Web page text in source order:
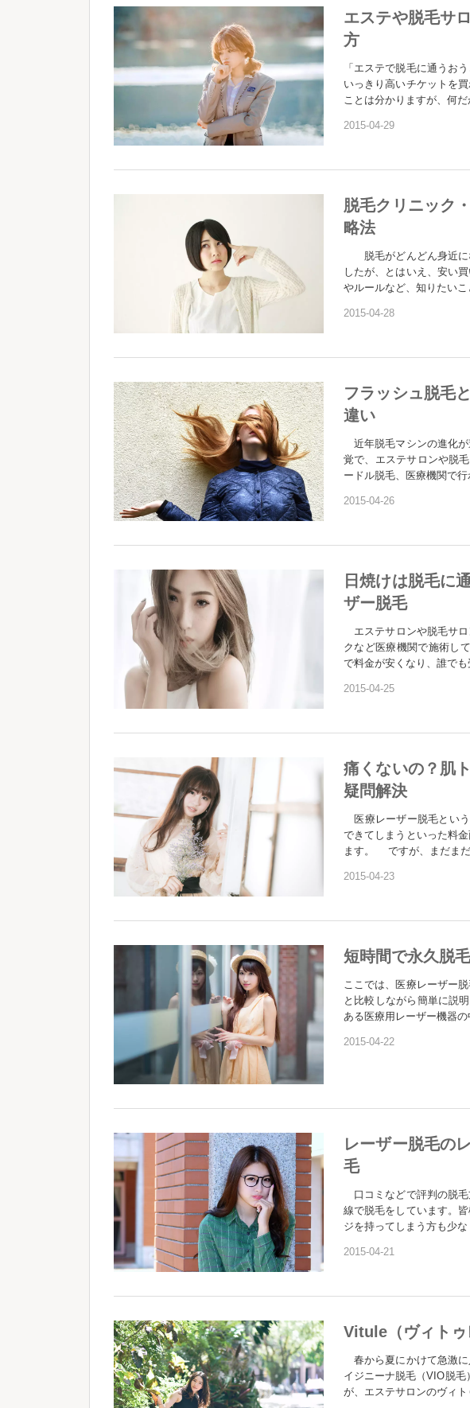
エステや脱毛サ
方
「エステで脱毛に通うお
いっきり高いチケットを
ことは分かりますが、何
2015-04-29
脱毛クリニック
略法
脱毛がどんどん身近に
したが、とはいえ、安い
やルールなど、知りたい
2015-04-28
フラッシュ脱毛
違い
近年脱毛マシンの進化が
覚で、エステサロンや脱
ードル脱毛、医療機関で
2015-04-26
日焼けは脱毛に
ザー脱毛
エステサロンや脱毛サロ
クなど医療機関で施術し
で料金が安くなり、誰で
2015-04-25
痛くないの？肌
疑問解決
医療レーザー脱毛とい
できてしまうといった料
ます。 ですが、まだま
2015-04-23
短時間で永久脱
ここでは、医療レーザー
と比較しながら簡単に説
ある医療用レーザー機器
2015-04-22
レーザー脱毛の
毛
口コミなどで評判の脱毛
線で脱毛をしています。
ジを持ってしまう方も少
2015-04-21
Vitule（ヴィトゥ
春から夏にかけて急激に
イジニーナ脱毛（VIO脱
が、エステサロンのヴィ